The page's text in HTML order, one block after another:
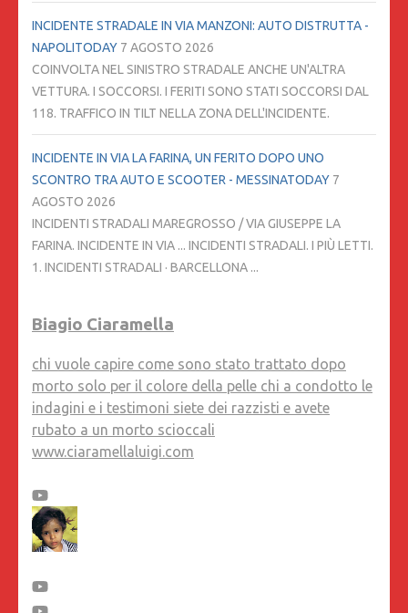
INCIDENTE STRADALE IN VIA MANZONI: AUTO DISTRUTTA -
NAPOLITODAY 7 AGOSTO 2026
COINVOLTA NEL SINISTRO STRADALE ANCHE UN'ALTRA
VETTURA. I SOCCORSI. I FERITI SONO STATI SOCCORSI DAL
118. TRAFFICO IN TILT NELLA ZONA DELL'INCIDENTE.
INCIDENTE IN VIA LA FARINA, UN FERITO DOPO UNO
SCONTRO TRA AUTO E SCOOTER - MESSINATODAY 7
AGOSTO 2026
INCIDENTI STRADALI MAREGROSSO / VIA GIUSEPPE LA
FARINA. INCIDENTE IN VIA ... INCIDENTI STRADALI. I PIÙ LETTI.
1. INCIDENTI STRADALI · BARCELLONA ...
Biagio Ciaramella
chi vuole capire come sono stato trattato dopo
morto solo per il colore della pelle chi a condotto le
indagini e i testimoni siete dei razzisti e avete
rubato a un morto scioccali
www.ciaramellaluigi.com